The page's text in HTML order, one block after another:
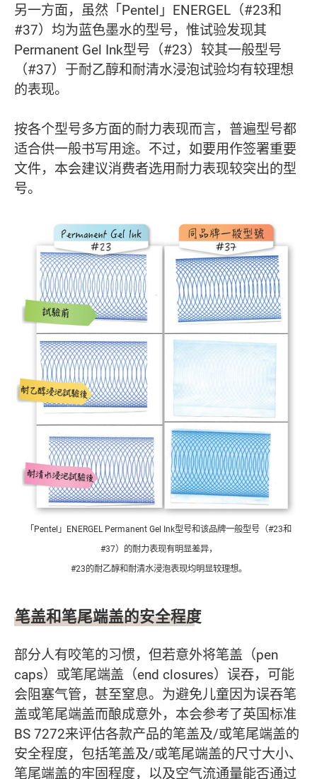
另一方面，虽然「Pentel」ENERGEL（#23和
#37）均为蓝色墨水的型号，惟试验发现其
Permanent Gel Ink型号（#23）较其一般型号
（#37）于耐乙醇和耐清水浸泡试验均有较理想
的表现。
按各个型号多方面的耐力表现而言，普遍型号都
适合供一般书写用途。不过，如要用作签署重要
文件，本会建议消费者选用耐力表现较突出的型
号。
「Pentel」ENERGEL Permanent Gel Ink型号和该品牌一般型号（#23和
#37）的耐力表现有明显差异，
#23的耐乙醇和耐清水浸泡表现均明显较理想。
笔盖和笔尾端盖的安全程度
部分人有咬笔的习惯，但若意外将笔盖（pen
caps）或笔尾端盖（end closures）误吞，可能
会阻塞气管，甚至窒息。为避免儿童因为误吞笔
盖或笔尾端盖而酿成意外，本会参考了英国标准
BS 7272来评估各款产品的笔盖及/或笔尾端盖的
安全程度，包括笔盖及/或笔尾端盖的尺寸大小、
笔尾端盖的牢固程度，以及空气流通量能否通过